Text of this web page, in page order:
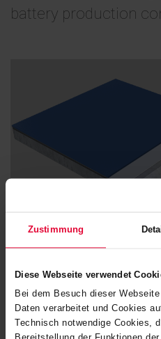
Zustimmung
Diese Webseite verwendet
Bei dem Besuch dieser
Daten verarbeitet und Cookies
Technisch notwendige Cookies,
battery production
Floor coatings in battery